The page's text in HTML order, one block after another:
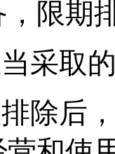
限期
当采取
除后